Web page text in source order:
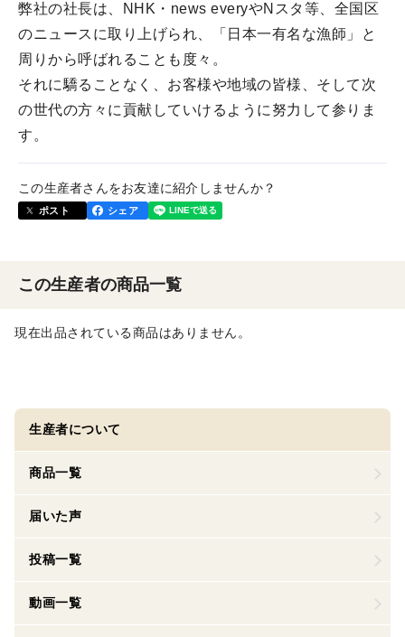
弊社の社長は、NHK・news everyやNスタ等、全国区
のニュースに取り上げられ、「日本一有名な漁師」と
周りから呼ばれることも度々。
それに驕ることなく、お客様や地域の皆様、そして次
の世代の方々に貢献していけるように努力して参りま
す。
この生産者さんをお友達に紹介しませんか？
ポスト シェア
この生産者の商品一覧
現在出品されている商品はありません。
生産者について
商品一覧
届いた声
投稿一覧
動画一覧